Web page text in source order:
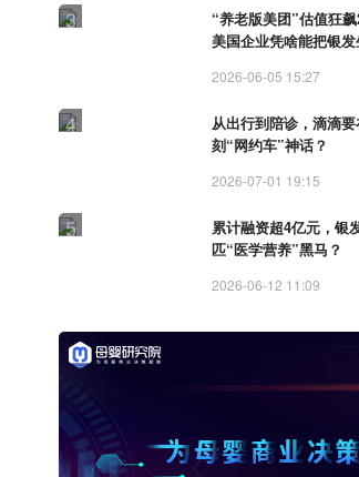
3
“养老版美团”估值狂
美国企业凭啥能把银发
2026-06-05 15:27
4
从出行到陪诊，滴滴
刻“网约车”神话？
2026-07-01 19:15
5
累计融资超4亿元，银
匹“医学营养”黑马？
2026-06-12 11:09